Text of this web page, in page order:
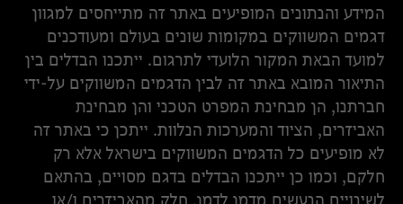
המידע והנתונים המופיעים באתר זה מתייחסים למגוון
דגמים המשווקים במקומות שונים בעולם ומעודכנים
למועד הבאת המקור הלועדי לתרגום. ייתכנו הבדלים בין
התיאור המובא באתר זה לבין הדגמים המשווקים על-ידי
חברתנו, הן מבחינת המפרט הטכני והן מבחינת
האביזרים, הציוד והמערכות הנלוות. ייתכן כי באתר זה
לא מופיעים כל הדגמים המשווקים בישראל אלא רק
חלקם, וכמו כן ייתכנו הבדלים בדגם מסויים, בהתאם